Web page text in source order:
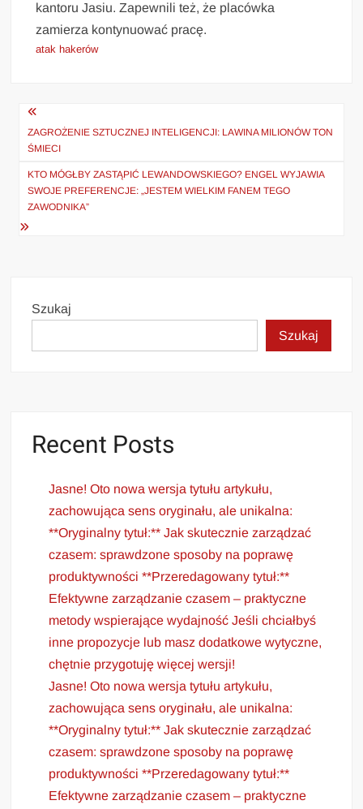
kantoru Jasiu. Zapewnili też, że placówka
zamierza kontynuować pracę.
atak hakerów
Nawigacja
wpisu
ZAGROŻENIE SZTUCZNEJ INTELIGENCJI: LAWINA MILIONÓW TON
ŚMIECI
KTO MÓGŁBY ZASTĄPIĆ LEWANDOWSKIEGO? ENGEL WYJAWIA
SWOJE PREFERENCJE: „JESTEM WIELKIM FANEM TEGO
ZAWODNIKA”
Szukaj
Szukaj
Recent Posts
Jasne! Oto nowa wersja tytułu artykułu,
zachowująca sens oryginału, ale unikalna:
**Oryginalny tytuł:** Jak skutecznie zarządzać
czasem: sprawdzone sposoby na poprawę
produktywności **Przeredagowany tytuł:**
Efektywne zarządzanie czasem – praktyczne
metody wspierające wydajność Jeśli chciałbyś
inne propozycje lub masz dodatkowe wytyczne,
chętnie przygotuję więcej wersji!
Jasne! Oto nowa wersja tytułu artykułu,
zachowująca sens oryginału, ale unikalna:
**Oryginalny tytuł:** Jak skutecznie zarządzać
czasem: sprawdzone sposoby na poprawę
produktywności **Przeredagowany tytuł:**
Efektywne zarządzanie czasem – praktyczne